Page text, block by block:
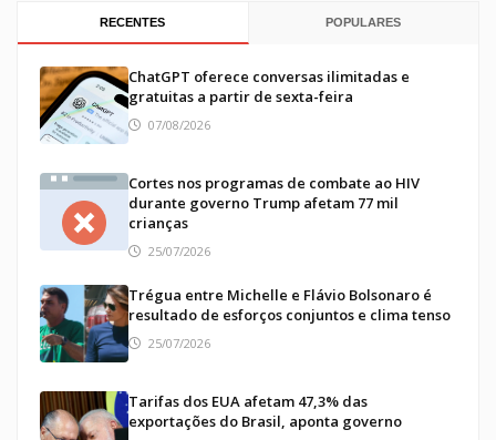
RECENTES POPULARES
ChatGPT oferece conversas ilimitadas e
gratuitas a partir de sexta-feira
07/08/2026
Cortes nos programas de combate ao HIV
durante governo Trump afetam 77 mil
crianças
25/07/2026
Trégua entre Michelle e Flávio Bolsonaro é
resultado de esforços conjuntos e clima tenso
25/07/2026
Tarifas dos EUA afetam 47,3% das
exportações do Brasil, aponta governo